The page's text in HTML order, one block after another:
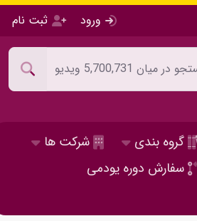
ورود ثبت نام
گروه بندی
شرکت ها
سفارش دوره یودمی